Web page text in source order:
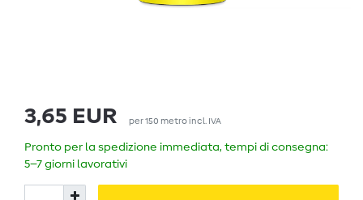
3,65 EUR per150 metro incl. IVA
Pronto per la spedizione immediata, tempi di consegna:
5–7 giorni lavorativi